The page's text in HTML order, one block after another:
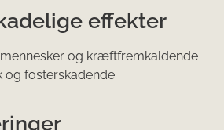
effekter
og kræftfremkaldende
og fosterskadende.